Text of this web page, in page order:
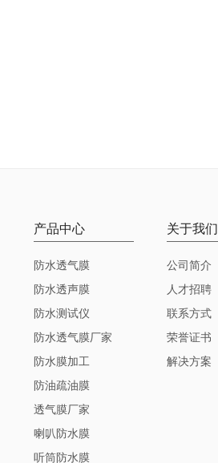
产品中心
防水透气膜
防水透声膜
防水测试仪
防水透气膜厂家
防水膜加工
防油疏油膜
透气膜厂家
喇叭防水膜
听筒防水膜
关于我们
公司简介
人才招聘
联系方式
荣誉证书
解决方案